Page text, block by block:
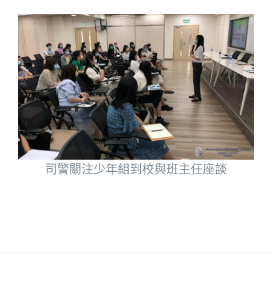
司警關注少年組到校與班主任座談